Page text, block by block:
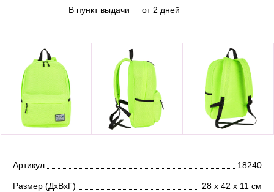
В пункт выдачи
от 2 дней
Артикул 18240
Размер (ДхВхГ) 28 х 42 х 11 см